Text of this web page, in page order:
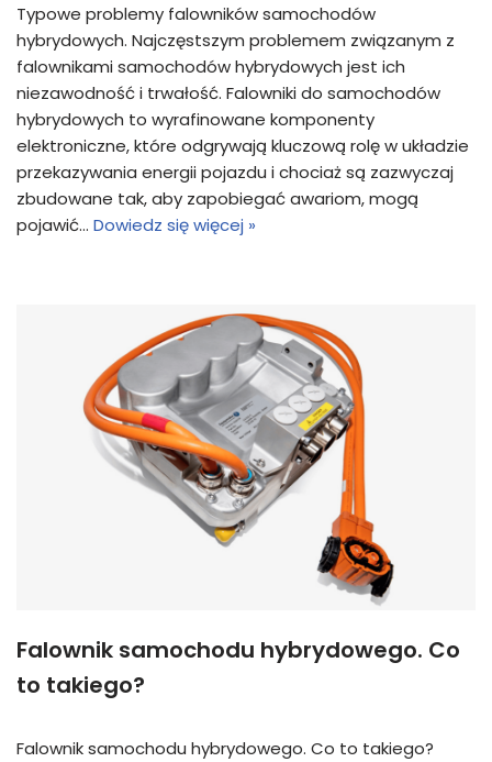
Typowe problemy falowników samochodów
hybrydowych. Najczęstszym problemem związanym z
falownikami samochodów hybrydowych jest ich
niezawodność i trwałość. Falowniki do samochodów
hybrydowych to wyrafinowane komponenty
elektroniczne, które odgrywają kluczową rolę w układzie
przekazywania energii pojazdu i chociaż są zazwyczaj
zbudowane tak, aby zapobiegać awariom, mogą
pojawić… Dowiedz się więcej »
Falownik samochodu hybrydowego. Co
to takiego?
Falownik samochodu hybrydowego. Co to takiego?